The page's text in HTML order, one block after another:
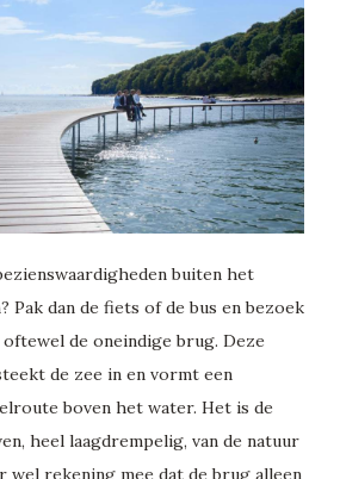
buiten het
Pak dan de fiets of de bus en bezoek
oftewel de oneindige brug. Deze
de zee in en vormt een
boven het water. Het is de
heel laagdrempelig, van de natuur
wel rekening mee dat de brug alleen